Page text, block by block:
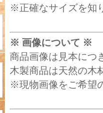
※正確なサイズを知
※ 画像について ※
商品画像は見本につ
木製商品は天然の木
※現物画像をご希望